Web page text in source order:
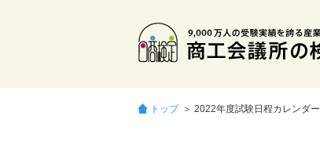
トップ ＞ 2022年度試験日程カレンダー